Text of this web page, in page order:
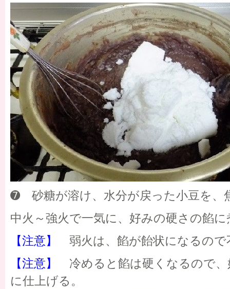
➐ 砂糖が溶け、水分が戻った小豆を、
中火～強火で一気に、好みの硬さの餡
【注意】
弱火は、餡が飴状になるので
【注意】
冷めると餡は硬くなるので
に仕上げる。